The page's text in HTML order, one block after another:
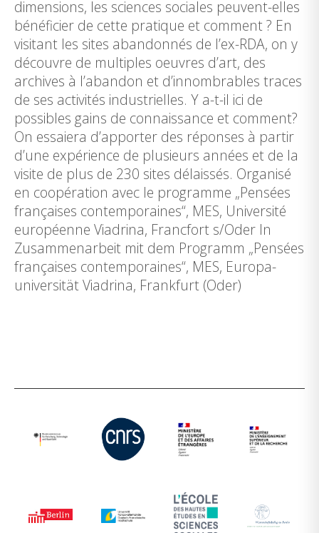
dimensions, les sciences sociales peuvent-elles
bénéficier de cette pratique et comment ? En
visitant les sites abandonnés de l’ex-RDA, on y
découvre de multiples oeuvres d’art, des
archives à l’abandon et d’innombrables traces
de ses activités industrielles. Y a-t-il ici de
possibles gains de connaissance et comment?
On essaiera d’apporter des réponses à partir
d’une expérience de plusieurs années et de la
visite de plus de 230 sites délaissés. Organisé
en coopération avec le programme „Pensées
françaises contemporaines“, MES, Université
européenne Viadrina, Francfort s/Oder In
Zusammenarbeit mit dem Programm „Pensées
françaises contemporaines“, MES, Europa-
universität Viadrina, Frankfurt (Oder)